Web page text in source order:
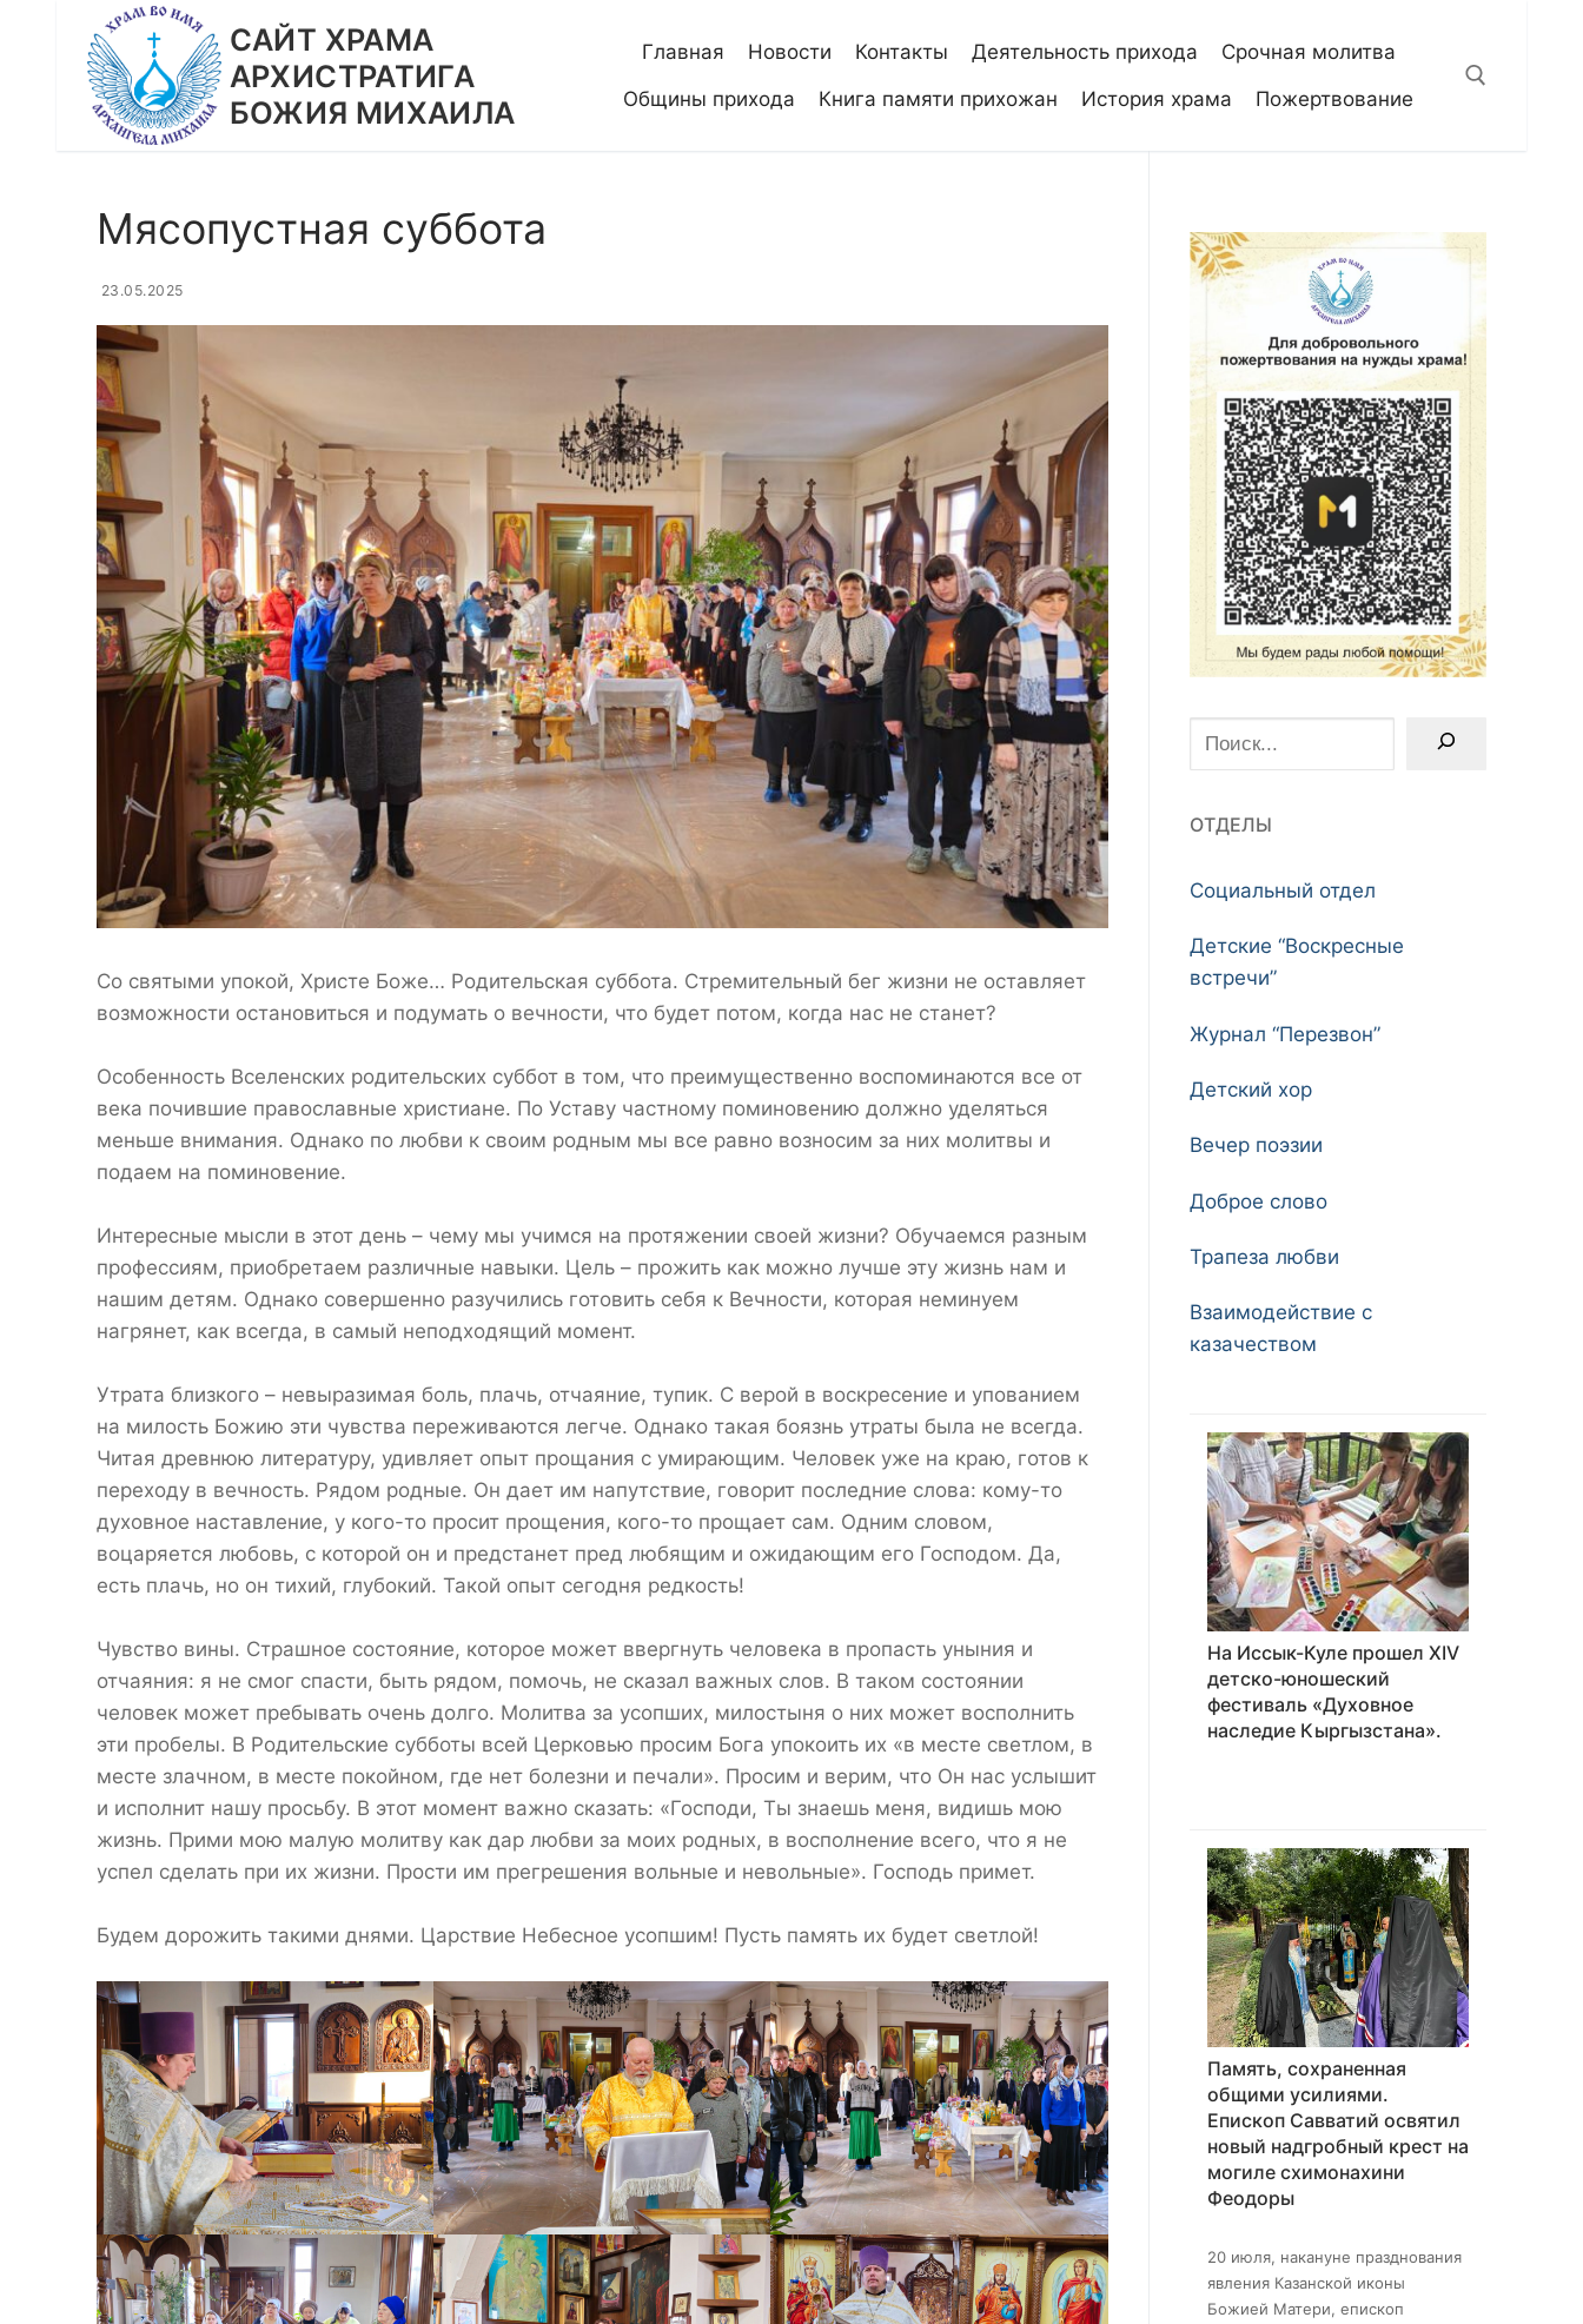
содержимому
CАЙТ ХРАМА
АРХИСТРАТИГА
БОЖИЯ МИХАИЛА
Главная Новости Контакты Деятельность прихода
Срочная молитва
Общины прихода
Книга памяти прихожан История храма Пожертвование
Мясопустная суббота
23.05.2025
Со святыми упокой, Христе Боже… Родительская суббота. Стремительный бег жизни не оставляет
возможности остановиться и подумать о вечности, что будет потом, когда нас не станет?
Особенность Вселенских родительских суббот в том, что преимущественно воспоминаются все от
века почившие православные христиане. По Уставу частному поминовению должно уделяться
меньше внимания. Однако по любви к своим родным мы все равно возносим за них молитвы и
подаем на поминовение.
Интересные мысли в этот день – чему мы учимся на протяжении своей жизни? Обучаемся разным
профессиям, приобретаем различные навыки. Цель – прожить как можно лучше эту жизнь нам и
нашим детям. Однако совершенно разучились готовить себя к Вечности, которая неминуем
нагрянет, как всегда, в самый неподходящий момент.
Утрата близкого – невыразимая боль, плачь, отчаяние, тупик. С верой в воскресение и упованием
на милость Божию эти чувства переживаются легче. Однако такая боязнь утраты была не всегда.
Читая древнюю литературу, удивляет опыт прощания с умирающим. Человек уже на краю, готов к
переходу в вечность. Рядом родные. Он дает им напутствие, говорит последние слова: кому-то
духовное наставление, у кого-то просит прощения, кого-то прощает сам. Одним словом,
воцаряется любовь, с которой он и предстанет пред любящим и ожидающим его Господом. Да,
есть плачь, но он тихий, глубокий. Такой опыт сегодня редкость!
Чувство вины. Страшное состояние, которое может ввергнуть человека в пропасть уныния и
отчаяния: я не смог спасти, быть рядом, помочь, не сказал важных слов. В таком состоянии
человек может пребывать очень долго. Молитва за усопших, милостыня о них может восполнить
эти пробелы. В Родительские субботы всей Церковью просим Бога упокоить их «в месте светлом, в
месте злачном, в месте покойном, где нет болезни и печали». Просим и верим, что Он нас услышит
и исполнит нашу просьбу. В этот момент важно сказать: «Господи, Ты знаешь меня, видишь мою
жизнь. Прими мою малую молитву как дар любви за моих родных, в восполнение всего, что я не
успел сделать при их жизни. Прости им прегрешения вольные и невольные». Господь примет.
Будем дорожить такими днями. Царствие Небесное усопшим! Пусть память их будет светлой!
Поиск
ОТДЕЛЫ
Социальный отдел
Детские “Воскресные
встречи”
Журнал “Перезвон”
Детский хор
Вечер поэзии
Доброе слово
Трапеза любви
Взаимодействие с
казачеством
На Иссык-Куле прошел XIV
детско-юношеский
фестиваль «Духовное
наследие Кыргызстана».
Память, сохраненная
общими усилиями.
Епископ Савватий освятил
новый надгробный крест на
могиле схимонахини
Феодоры
20 июля, накануне празднования
явления Казанской иконы
Божией Матери, епископ